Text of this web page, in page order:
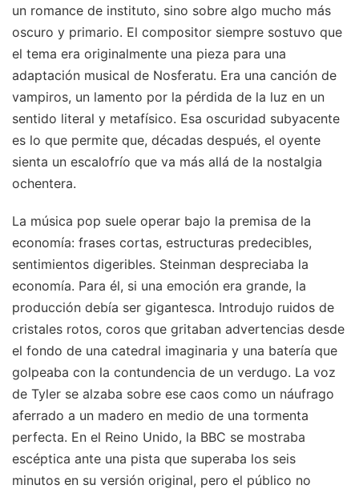
un romance de instituto, sino sobre algo mucho más
oscuro y primario. El compositor siempre sostuvo que
el tema era originalmente una pieza para una
adaptación musical de Nosferatu. Era una canción de
vampiros, un lamento por la pérdida de la luz en un
sentido literal y metafísico. Esa oscuridad subyacente
es lo que permite que, décadas después, el oyente
sienta un escalofrío que va más allá de la nostalgia
ochentera.
La música pop suele operar bajo la premisa de la
economía: frases cortas, estructuras predecibles,
sentimientos digeribles. Steinman despreciaba la
economía. Para él, si una emoción era grande, la
producción debía ser gigantesca. Introdujo ruidos de
cristales rotos, coros que gritaban advertencias desde
el fondo de una catedral imaginaria y una batería que
golpeaba con la contundencia de un verdugo. La voz
de Tyler se alzaba sobre ese caos como un náufrago
aferrado a un madero en medio de una tormenta
perfecta. En el Reino Unido, la BBC se mostraba
escéptica ante una pista que superaba los seis
minutos en su versión original, pero el público no